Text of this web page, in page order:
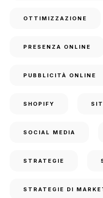
OTTIMIZZAZIONE
PRESENZA ONLINE
PUBBLICITÀ ONLINE
SHOPIFY
SOCIAL MEDIA
STRATEGIE
STRATEGIE DI